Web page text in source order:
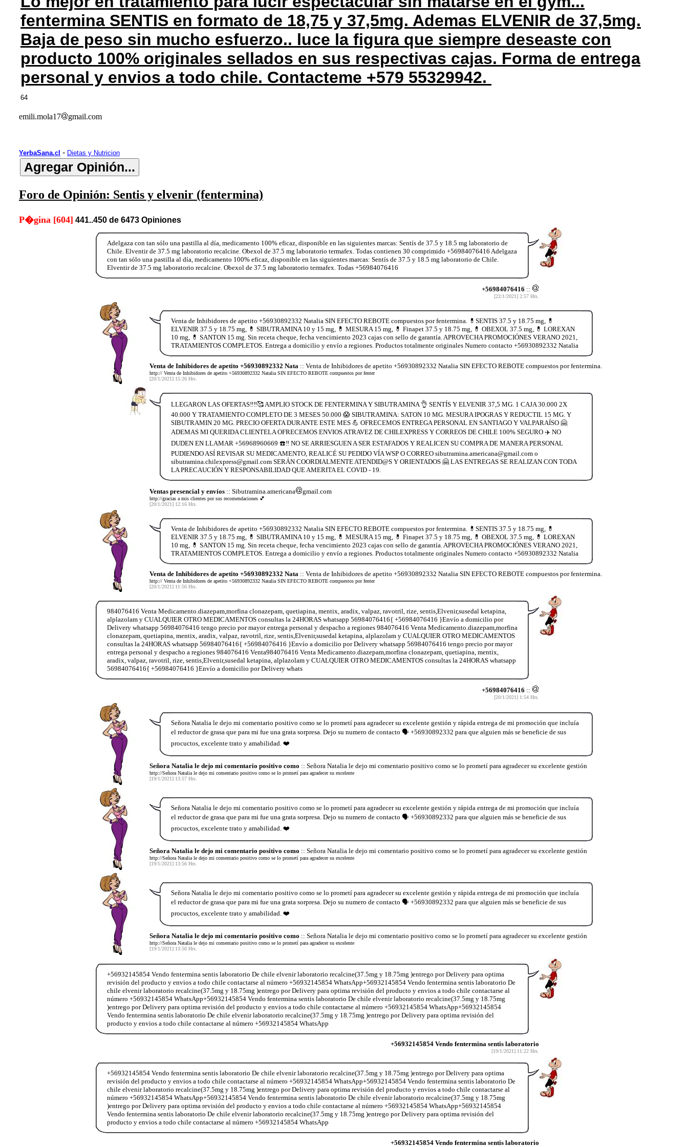
fentermina SENTIS en formato de 18,75 y 37,5mg. Ademas ELVENIR de 37,5mg.
Baja de peso sin mucho esfuerzo.. luce la figura que siempre deseaste con
producto 100% originales sellados en sus respectivas cajas. Forma de entrega
personal y envios a todo chile. Contacteme +579 55329942.
64
emili.mola17 gmail.com
YerbaSana.cl - Dietas y Nutricion
Foro de Opinión: Sentis y elvenir (fentermina)
P�gina [604] 441..450 de 6473 Opiniones
Adelgaza con tan sólo una pastilla al día, medicamento 100% eficaz, disponible en las siguientes marcas: Sentís de 37.5 y 18.5 mg laboratorio de
Chile. Elventir de 37.5 mg laboratorio recalcine. Obexol de 37.5 mg laboratorio termafex. Todas contienen 30 comprimido +56984076416 Adelgaza
con tan sólo una pastilla al día, medicamento 100% eficaz, disponible en las siguientes marcas: Sentís de 37.5 y 18.5 mg laboratorio de Chile.
Elventir de 37.5 mg laboratorio recalcine. Obexol de 37.5 mg laboratorio termafex. Todas +56984076416
+56984076416 ::
[22/1/2021] 2:57 Hrs.
Venta de Inhibidores de apetito +56930892332 Natalia SIN EFECTO REBOTE compuestos por fentermina. 💊SENTIS 37.5 y 18.75 mg, 💊
ELVENIR 37.5 y 18.75 mg, 💊 SIBUTRAMINA 10 y 15 mg, 💊 MESURA 15 mg, 💊 Finapet 37.5 y 18.75 mg, 💊 OBEXOL 37.5 mg, 💊 LOREXAN
10 mg, 💊 SANTON 15 mg. Sin receta cheque, fecha vencimiento 2023 cajas con sello de garantía. APROVECHA PROMOCIÓNES VERANO 2021,
TRATAMIENTOS COMPLETOS. Entrega a domicilio y envío a regiones. Productos totalmente originales Numero contacto +56930892332 Natalia
Venta de Inhibidores de apetito +56930892332 Nata :: Venta de Inhibidores de apetito +56930892332 Natalia SIN EFECTO REBOTE compuestos por fentermina.
http:// Venta de Inhibidores de apetito +56930892332 Natalia SIN EFECTO REBOTE compuestos por fenter
[20/1/2021] 15:26 Hrs.
LLEGARON LAS OFERTAS‼️‼️🥰 AMPLIO STOCK DE FENTERMINA Y SIBUTRAMINA 👌 SENTÍS Y ELVENIR 37,5 MG. 1 CAJA 30.000 2X
40.000 Y TRATAMIENTO COMPLETO DE 3 MESES 50.000 😱 SIBUTRAMINA: SATON 10 MG. MESURA IPOGRAS Y REDUCTIL 15 MG. Y
SIBUTRAMIN 20 MG. PRECIO OFERTA DURANTE ESTE MES 💪 OFRECEMOS ENTREGA PERSONAL EN SANTIAGO Y VALPARAÍSO 🤗
ADEMAS MI QUERIDA CLIENTELA OFRECEMOS ENVIOS ATRAVEZ DE CHILEXPRESS Y CORREOS DE CHILE 100% SEGURO ✈️ NO
DUDEN EN LLAMAR +56968960669 ☎️‼️ NO SE ARRIESGUEN A SER ESTAFADOS Y REALICEN SU COMPRA DE MANERA PERSONAL
PUDIENDO ASÍ REVISAR SU MEDICAMENTO, REALICÉ SU PEDIDO VÍA WSP O CORREO sibutramina.americana@gmail.com o
sibutramina.chilexpress@gmail.com SERÁN COORDIALMENTE ATENDID@S Y ORIENTADOS 🤗 LAS ENTREGAS SE REALIZAN CON TODA
LA PRECAUCIÓN Y RESPONSABILIDAD QUE AMERITA EL COVID - 19.
Ventas presencial y envíos :: Sibutramina.americana gmail.com
http://gracias a mis clientes por sus recomendaciones 💕
[20/1/2021] 12:16 Hrs.
Venta de Inhibidores de apetito +56930892332 Natalia SIN EFECTO REBOTE compuestos por fentermina. 💊SENTIS 37.5 y 18.75 mg, 💊
ELVENIR 37.5 y 18.75 mg, 💊 SIBUTRAMINA 10 y 15 mg, 💊 MESURA 15 mg, 💊 Finapet 37.5 y 18.75 mg, 💊 OBEXOL 37.5 mg, 💊 LOREXAN
10 mg, 💊 SANTON 15 mg. Sin receta cheque, fecha vencimiento 2023 cajas con sello de garantía. APROVECHA PROMOCIÓNES VERANO 2021,
TRATAMIENTOS COMPLETOS. Entrega a domicilio y envío a regiones. Productos totalmente originales Numero contacto +56930892332 Natalia
Venta de Inhibidores de apetito +56930892332 Nata :: Venta de Inhibidores de apetito +56930892332 Natalia SIN EFECTO REBOTE compuestos por fentermina.
http:// Venta de Inhibidores de apetito +56930892332 Natalia SIN EFECTO REBOTE compuestos por fenter
[20/1/2021] 11:56 Hrs.
984076416 Venta Medicamento.diazepam,morfina clonazepam, quetiapina, mentix, aradix, valpaz, ravotril, rize, sentis,Elvenir,susedal ketapina,
alplazolam y CUALQUIER OTRO MEDICAMENTOS consultas la 24HORAS whatsapp 56984076416{ +56984076416 }Envío a domicilio por
Delivery whatsapp 56984076416 tengo precio por mayor entrega personal y despacho a regiones 984076416 Venta Medicamento.diazepam,morfina
clonazepam, quetiapina, mentix, aradix, valpaz, ravotril, rize, sentis,Elvenir,susedal ketapina, alplazolam y CUALQUIER OTRO MEDICAMENTOS
consultas la 24HORAS whatsapp 56984076416{ +56984076416 }Envío a domicilio por Delivery whatsapp 56984076416 tengo precio por mayor
entrega personal y despacho a regiones 984076416 Venta984076416 Venta Medicamento.diazepam,morfina clonazepam, quetiapina, mentix,
aradix, valpaz, ravotril, rize, sentis,Elvenir,susedal ketapina, alplazolam y CUALQUIER OTRO MEDICAMENTOS consultas la 24HORAS whatsapp
56984076416{ +56984076416 }Envío a domicilio por Delivery whats
+56984076416 ::
[20/1/2021] 1:54 Hrs.
Señora Natalia le dejo mi comentario positivo como se lo prometí para agradecer su excelente gestión y rápida entrega de mi promoción que incluía
el reductor de grasa que para mi fue una grata sorpresa. Dejo su numero de contacto 🗣️ +56930892332 para que alguien más se beneficie de sus
procuctos, excelente trato y amabilidad. ❤️
Señora Natalia le dejo mi comentario positivo como :: Señora Natalia le dejo mi comentario positivo como se lo prometí para agradecer su excelente gestión
http://Señora Natalia le dejo mi comentario positivo como se lo prometí para agradecer su excelente
[19/1/2021] 13:57 Hrs.
Señora Natalia le dejo mi comentario positivo como se lo prometí para agradecer su excelente gestión y rápida entrega de mi promoción que incluía
el reductor de grasa que para mi fue una grata sorpresa. Dejo su numero de contacto 🗣️ +56930892332 para que alguien más se beneficie de sus
procuctos, excelente trato y amabilidad. ❤️
Señora Natalia le dejo mi comentario positivo como :: Señora Natalia le dejo mi comentario positivo como se lo prometí para agradecer su excelente gestión
http://Señora Natalia le dejo mi comentario positivo como se lo prometí para agradecer su excelente
[19/1/2021] 13:56 Hrs.
Señora Natalia le dejo mi comentario positivo como se lo prometí para agradecer su excelente gestión y rápida entrega de mi promoción que incluía
el reductor de grasa que para mi fue una grata sorpresa. Dejo su numero de contacto 🗣️ +56930892332 para que alguien más se beneficie de sus
procuctos, excelente trato y amabilidad. ❤️
Señora Natalia le dejo mi comentario positivo como :: Señora Natalia le dejo mi comentario positivo como se lo prometí para agradecer su excelente gestión
http://Señora Natalia le dejo mi comentario positivo como se lo prometí para agradecer su excelente
[19/1/2021] 13:50 Hrs.
+56932145854 Vendo fentermina sentis laboratorio De chile elvenir laboratorio recalcine(37.5mg y 18.75mg )entrego por Delivery para optima
revisión del producto y envios a todo chile contactarse al número +56932145854 WhatsApp+56932145854 Vendo fentermina sentis laboratorio De
chile elvenir laboratorio recalcine(37.5mg y 18.75mg )entrego por Delivery para optima revisión del producto y envios a todo chile contactarse al
número +56932145854 WhatsApp+56932145854 Vendo fentermina sentis laboratorio De chile elvenir laboratorio recalcine(37.5mg y 18.75mg
)entrego por Delivery para optima revisión del producto y envios a todo chile contactarse al número +56932145854 WhatsApp+56932145854
Vendo fentermina sentis laboratorio De chile elvenir laboratorio recalcine(37.5mg y 18.75mg )entrego por Delivery para optima revisión del
producto y envios a todo chile contactarse al número +56932145854 WhatsApp
+56932145854 Vendo fentermina sentis laboratorio
[19/1/2021] 11:22 Hrs.
+56932145854 Vendo fentermina sentis laboratorio De chile elvenir laboratorio recalcine(37.5mg y 18.75mg )entrego por Delivery para optima
revisión del producto y envios a todo chile contactarse al número +56932145854 WhatsApp+56932145854 Vendo fentermina sentis laboratorio De
chile elvenir laboratorio recalcine(37.5mg y 18.75mg )entrego por Delivery para optima revisión del producto y envios a todo chile contactarse al
número +56932145854 WhatsApp+56932145854 Vendo fentermina sentis laboratorio De chile elvenir laboratorio recalcine(37.5mg y 18.75mg
)entrego por Delivery para optima revisión del producto y envios a todo chile contactarse al número +56932145854 WhatsApp+56932145854
Vendo fentermina sentis laboratorio De chile elvenir laboratorio recalcine(37.5mg y 18.75mg )entrego por Delivery para optima revisión del
producto y envios a todo chile contactarse al número +56932145854 WhatsApp
+56932145854 Vendo fentermina sentis laboratorio